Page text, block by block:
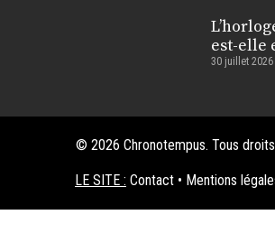
est-elle
30 juillet 2026
© 2026 Chronotempus. Tous
LE SITE : Contact • Mentions